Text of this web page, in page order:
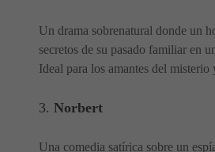
Un drama sobrenatural donde un
secretos de su pasado familiar en
Ideal para los amantes del misterio
3. Norbert
Una comedia satírica sobre un